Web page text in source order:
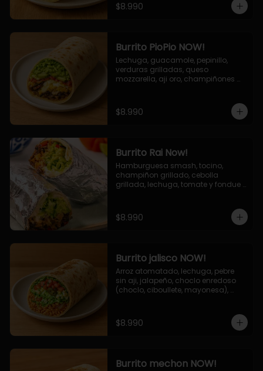
$8.990
Burrito PioPio NOW!
Lechuga, guacamole, pepinillo,
verduras grilladas, queso
mozzarella, aji oro, champiñones
$8.990
Burrito Rai Now!
Hamburguesa smash, tocino,
champiñon grillado, cebolla
grillada, lechuga, tomate y fondue
$8.990
Burrito jalisco NOW!
Arroz atomatado, lechuga, pebre
sin aji, jalapeño, choclo enredoso
(choclo, ciboullete, mayonesa),
$8.990
Burrito mechon NOW!